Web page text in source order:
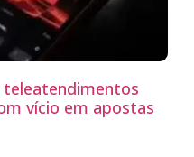
teleatendimentos
vício em apostas